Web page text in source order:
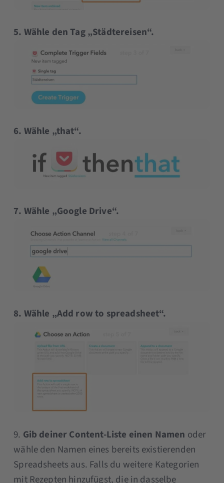
5. Wähle den Tag „Städtereisen“.
6. Wähle „that“.
7. Wähle „Google Drive“.
8. Wähle „Add row to spreadsheet“.
9. Gib deiner Content-Liste einen Namen oder
wähle den Namen eines bereits existierenden
Spreadsheets aus. Falls du weitere Kategorien
mit Rezepten hinzufügst, die in dasselbe